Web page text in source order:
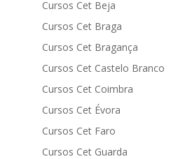
Cursos Cet Beja
Cursos Cet Braga
Cursos Cet Bragança
Cursos Cet Castelo Branco
Cursos Cet Coimbra
Cursos Cet Évora
Cursos Cet Faro
Cursos Cet Guarda